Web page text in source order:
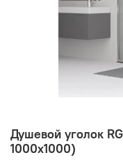
Душевой уголок
1000x1000)